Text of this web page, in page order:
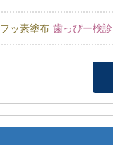
フッ素塗布 歯っぴー検診